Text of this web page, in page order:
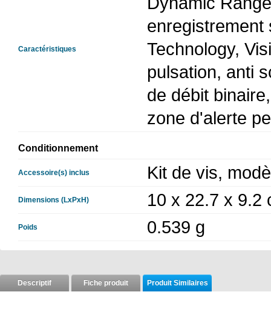
Caractéristiques
enregistrement
Technology,
pulsation, anti
de débit
zone d'alerte
Conditionnement
Accessoire(s) inclus Kit de vis,
Dimensions (LxPxH) 10 x 22.7 x 9.2
Poids 0.539 g
Descriptif Fiche produit Produit Similaires